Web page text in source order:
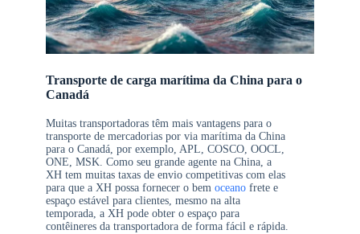
Transporte de carga marítima da China para o
Canadá
Muitas transportadoras têm mais vantagens para o
transporte de mercadorias por via marítima da China
para o Canadá, por exemplo, APL, COSCO, OOCL,
ONE, MSK. Como seu grande agente na China, a
XH tem muitas taxas de envio competitivas com elas
para que a XH possa fornecer o bem oceanofrete e
espaço estável para clientes, mesmo na alta
temporada, a XH pode obter o espaço para
contêineres da transportadora de forma fácil e rápida.